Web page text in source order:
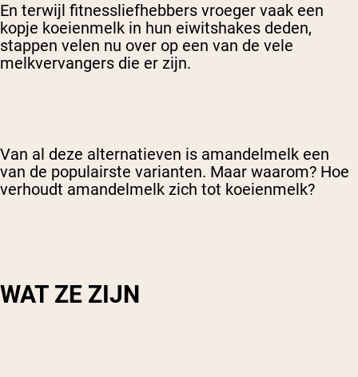
En terwijl fitnessliefhebbers vroeger vaak een
kopje koeienmelk in hun eiwitshakes deden,
stappen velen nu over op een van de vele
melkvervangers die er zijn.
Van al deze alternatieven is amandelmelk een
van de populairste varianten. Maar waarom? Hoe
verhoudt amandelmelk zich tot koeienmelk?
WAT ZE ZIJN